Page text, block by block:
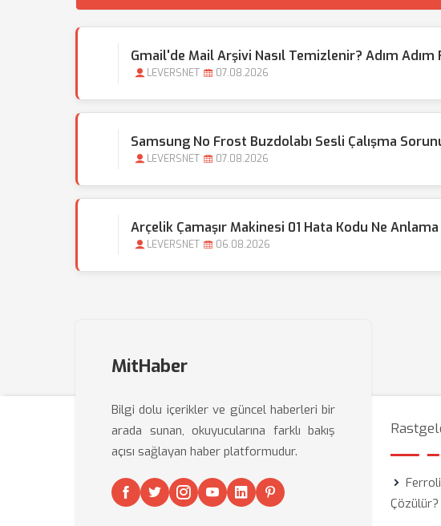
Gmail'de Mail Arşivi Nasıl Temizlenir? Adım Adım
LEVERSNET 07.08.2026
Samsung No Frost Buzdolabı Sesli Çalışma
LEVERSNET 07.08.2026
Arçelik Çamaşır Makinesi 01 Hata Kodu Ne
LEVERSNET 06.08.2026
MitHaber
Bilgi dolu içerikler ve güncel haberleri bir
arada sunan, okuyucularına farklı bakış
açısı sağlayan haber platformudur.
Çözülür?